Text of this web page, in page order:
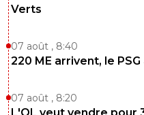
Verts
07 août , 8:40
220 ME arrivent, le
07 août , 8:20